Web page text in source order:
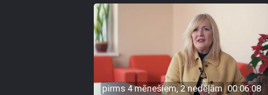
pirms 4 mēnešiem, 2 nedēļām 00:06:08